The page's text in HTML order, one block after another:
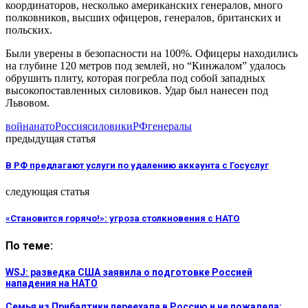
координаторов, несколько американских генералов, много
полковников, высших офицеров, генералов, британских и
польских.
Были уверены в безопасности на 100%. Офицеры находились
на глубине 120 метров под землей, но “Кинжалом” удалось
обрушить плиту, которая погребла под собой западных
высокопоставленных силовиков. Удар был нанесен под
Львовом.
войнанатоРоссиясиловикиРФгенералы
предыдущая статья
В РФ предлагают услуги по удалению аккаунта с Госуслуг
следующая статья
«Становится горячо!»: угроза столкновения с НАТО
По теме:
WSJ: разведка США заявила о подготовке Россией
нападения на НАТО